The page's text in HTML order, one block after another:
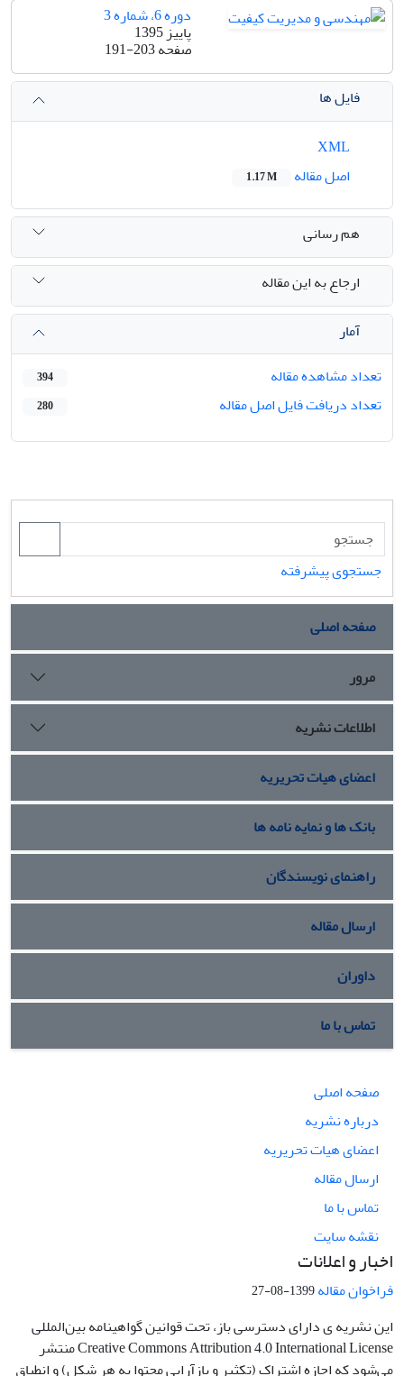
دوره 6، شماره 3
پاییز 1395
صفحه191-203
فایل ها
اصل مقاله
1.17 M
هم رسانی
ارجاع به این مقاله
آمار
تعداد مشاهده مقاله
394
تعداد دریافت فایل اصل مقاله 280
جستجوی پیشرفته
صفحه اصلی
مرور
اطلاعات نشریه
اعضای هیات تحریریه
بانک ها و نمایه نامه ها
راهنمای نویسندگان
ارسال مقاله
داوران
تماس با ما
صفحه اصلی
درباره نشریه
اعضای هیات تحریریه
ارسال مقاله
تماس با ما
نقشه سایت
اخبار و اعلانات
فراخوان مقاله1399-08-27
این نشریه ی دارای دسترسی باز، تحت قوانین گواهینامه بین‌المللی
Creative Commons Attribution 4.0 International License منتشر
می‌شود که اجازه اشتراک (تکثیر و بازآرایی محتوا به هر شکل) و انطباق